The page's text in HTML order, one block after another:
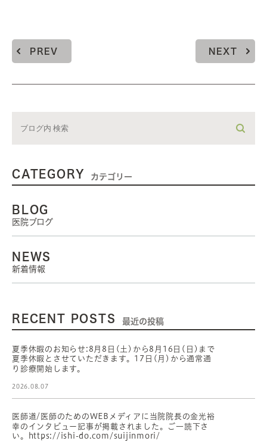
PREV NEXT
CATEGORY カテゴリー
BLOG
医院ブログ
NEWS
新着情報
RECENT POSTS 最近の投稿
夏季休暇のお知らせ:8月8日(土)から8月16日(日)まで
夏季休暇とさせていただきます。17日(月)から通常通
り診療開始します。
2026.08.07
医師道/医師のためのWEBメディアに当院院長の金光裕
幸のインタビュー記事が掲載されました。ご一読下さ
い。https://ishi-do.com/suijinmori/